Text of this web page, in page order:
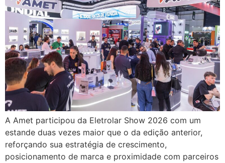
A Amet participou da Eletrolar Show 2026 com um
estande duas vezes maior que o da edição anterior,
reforçando sua estratégia de crescimento,
posicionamento de marca e proximidade com parceiros